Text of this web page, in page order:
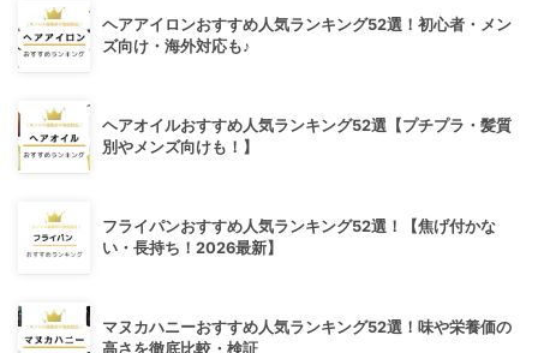
ヘアアイロンおすすめ人気ランキング52選！初心者・メン
ズ向け・海外対応も♪
ヘアオイルおすすめ人気ランキング52選【プチプラ・髪質
別やメンズ向けも！】
フライパンおすすめ人気ランキング52選！【焦げ付かな
い・長持ち！2026最新】
マヌカハニーおすすめ人気ランキング52選！味や栄養価の
高さを徹底比較・検証